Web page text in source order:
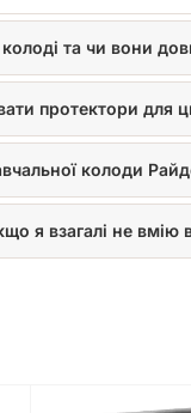
та чи вони
протектори для
колоди
я взагалі не